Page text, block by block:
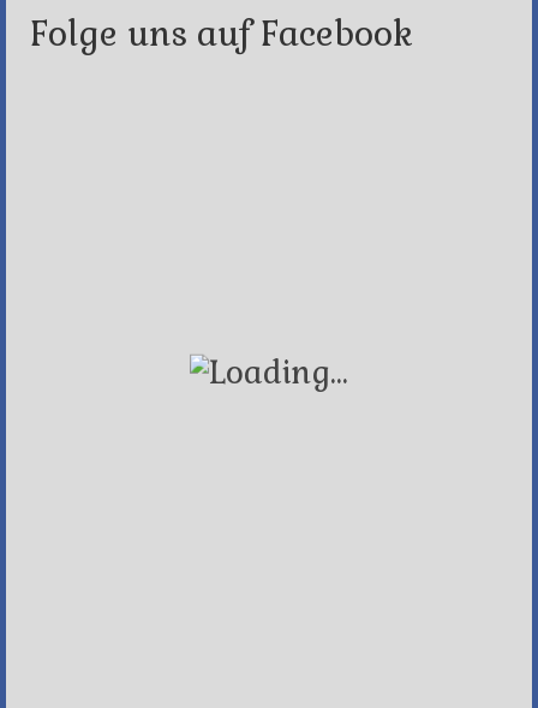
Folge uns auf Facebook